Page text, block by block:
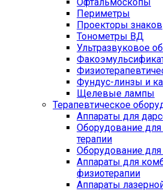
Периметры
Проекторы знаков
Тонометры ВД
Ультразвуковое
Фундус-линзы и
Щелевые лампы
Терапевтическое
Аппараты для
Оборудование для
терапии
Оборудование для
Аппараты для
физиотерапии
Аппараты